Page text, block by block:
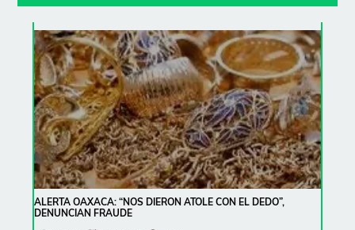
ALERTA OAXACA: “NOS DIERON ATOLE CON EL DEDO”,
DENUNCIAN FRAUDE